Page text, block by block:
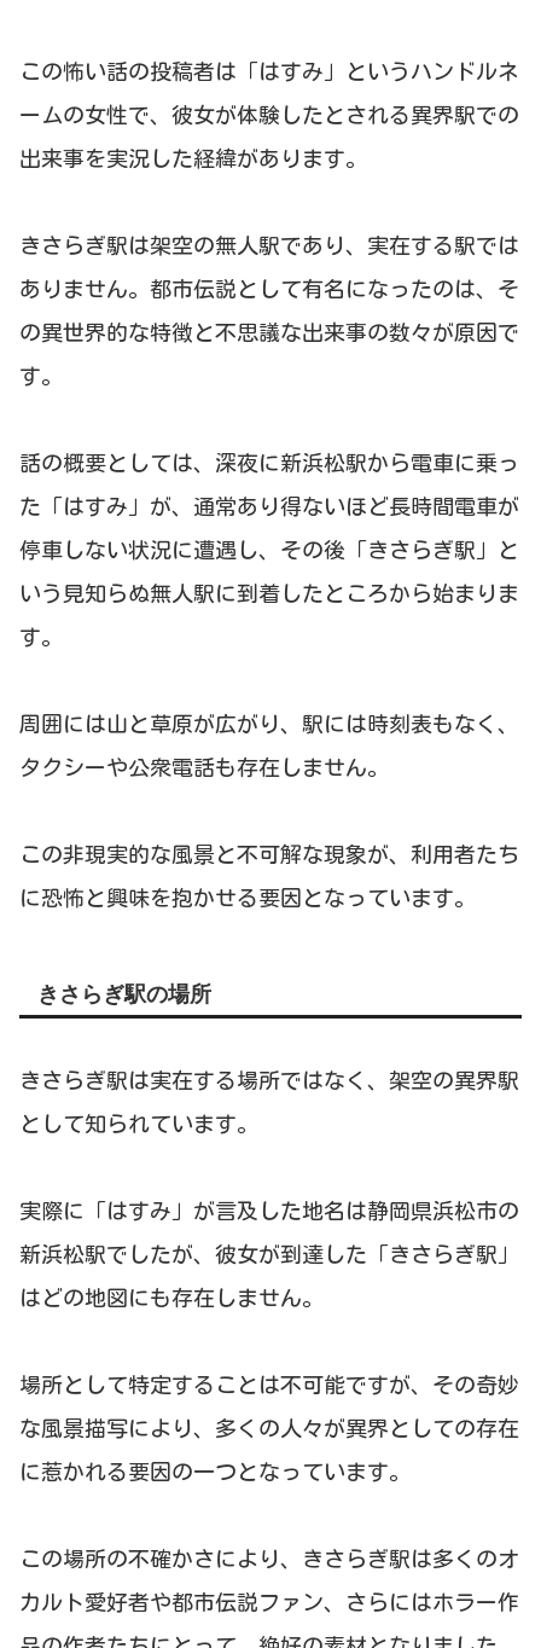
この怖い話の投稿者は「はすみ」というハンドルネ
ームの女性で、彼女が体験したとされる異界駅での
出来事を実況した経緯があります。
きさらぎ駅は架空の無人駅であり、実在する駅では
ありません。都市伝説として有名になったのは、そ
の異世界的な特徴と不思議な出来事の数々が原因で
す。
話の概要としては、深夜に新浜松駅から電車に乗っ
た「はすみ」が、通常あり得ないほど長時間電車が
停車しない状況に遭遇し、その後「きさらぎ駅」と
いう見知らぬ無人駅に到着したところから始まりま
す。
周囲には山と草原が広がり、駅には時刻表もなく、
タクシーや公衆電話も存在しません。
この非現実的な風景と不可解な現象が、利用者たち
に恐怖と興味を抱かせる要因となっています。
きさらぎ駅の場所
きさらぎ駅は実在する場所ではなく、架空の異界駅
として知られています。
実際に「はすみ」が言及した地名は静岡県浜松市の
新浜松駅でしたが、彼女が到達した「きさらぎ駅」
はどの地図にも存在しません。
場所として特定することは不可能ですが、その奇妙
な風景描写により、多くの人々が異界としての存在
に惹かれる要因の一つとなっています。
この場所の不確かさにより、きさらぎ駅は多くのオ
カルト愛好者や都市伝説ファン、さらにはホラー作